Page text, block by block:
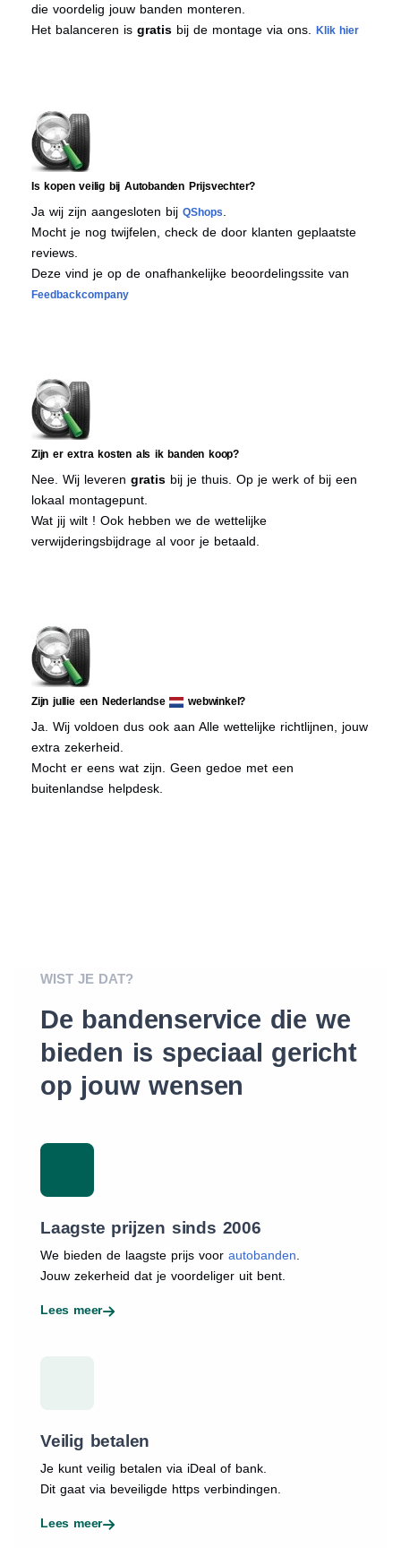
die voordelig jouw banden monteren.
Het balanceren is gratis bij de montage via ons. Klik hier
Is kopen veilig bij Autobanden Prijsvechter?
Ja wij zijn aangesloten bij QShops
Mocht je nog twijfelen, check de door klanten geplaatste
reviews.
Deze vind je op de onafhankelijke beoordelingssite van
Feedbackcompany
Zijn er extra kosten als ik banden koop?
Nee. Wij leveren gratis bij je thuis. Op je werk of bij een
lokaal montagepunt.
Wat jij wilt ! Ook hebben we de wettelijke
verwijderingsbijdrage al voor je betaald.
Zijn jullie een Nederlandse webwinkel?
Ja. Wij voldoen dus ook aan Alle wettelijke richtlijnen, jouw
extra zekerheid.
Mocht er eens wat zijn. Geen gedoe met een
buitenlandse helpdesk.
WIST JE DAT?
De bandenservice die we
bieden is speciaal gericht
op jouw wensen
Laagste prijzen sinds 2006
We bieden de laagste prijs voor autobanden
Jouw zekerheid dat je voordeliger uit bent.
Lees meer
Veilig betalen
Je kunt veilig betalen via iDeal of bank.
Dit gaat via beveiligde https verbindingen.
Lees meer